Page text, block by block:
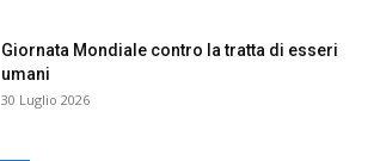
Giornata Mondiale contro la tratta di esseri
umani
30 Luglio 2026